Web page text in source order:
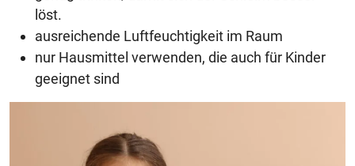
löst.
ausreichende Luftfeuchtigkeit im Raum
nur Hausmittel verwenden, die auch für Kinder
geeignet sind